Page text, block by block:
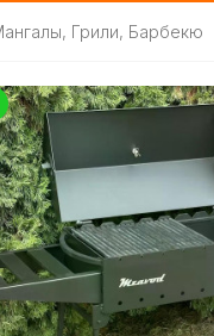
Грили, Барбекю